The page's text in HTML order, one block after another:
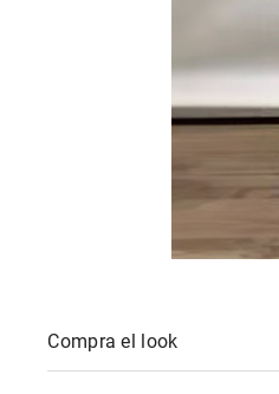
Compra el look